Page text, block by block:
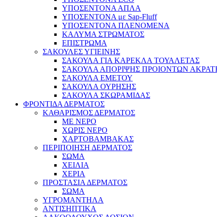
ΥΠΟΣΕΝΤΟΝΑ ΑΠΛΑ
ΥΠΟΣΕΝΤΟΝΑ με Sap-Fluff
ΥΠΟΣΕΝΤΟΝΑ ΠΛΕΝΟΜΕΝΑ
ΚΑΛΥΜΑ ΣΤΡΩΜΑΤΟΣ
ΕΠΙΣΤΡΩΜΑ
ΣΑΚΟΥΛΕΣ ΥΓΙΕΙΝΗΣ
ΣΑΚΟΥΛΑ ΓΙΑ ΚΑΡΕΚΛΑ ΤΟΥΑΛΕΤΑΣ
ΣΑΚΟΥΛΑ ΑΠΟΡΙΨΗΣ ΠΡΟΙΟΝΤΩΝ
ΣΑΚΟΥΛΑ ΕΜΕΤΟΥ
ΣΑΚΟΥΛΑ ΟΥΡΗΣΗΣ
ΣΑΚΟΥΛΑ ΣΚΩΡΑΜΙΔΑΣ
ΦΡΟΝΤΙΔΑ ΔΕΡΜΑΤΟΣ
ΚΑΘΑΡΙΣΜΟΣ ΔΕΡΜΑΤΟΣ
ΜΕ ΝΕΡΟ
ΧΩΡΙΣ ΝΕΡΟ
ΧΑΡΤΟΒΑΜΒΑΚΑΣ
ΠΕΡΙΠΟΙΗΣΗ ΔΕΡΜΑΤΟΣ
ΣΩΜΑ
ΧΕΙΛΙΑ
ΧΕΡΙΑ
ΠΡΟΣΤΑΣΙΑ ΔΕΡΜΑΤΟΣ
ΣΩΜΑ
ΥΓΡΟΜΑΝΤΗΛΑ
ΑΝΤΙΣΗΠΤΙΚΑ